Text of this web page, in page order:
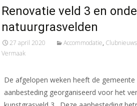
Renovatie veld 3 en
natuurgrasvelden
27 april 2020 Accommodatie, Clubnieuws
Vermaak
De afgelopen weken heeft de
aanbesteding georganiseerd voor het